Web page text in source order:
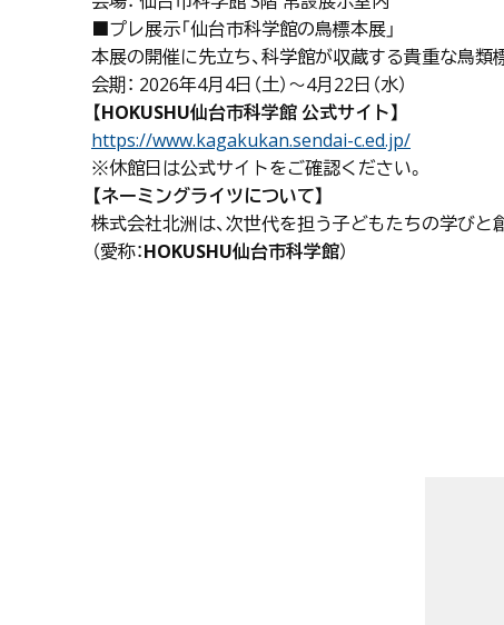
■プレ展示「仙台市科学館の鳥標本展」
本展の開催に先立ち、科学館が収蔵する貴重な鳥類
会期： 2026年4月4日（土）～4月22日（水）
【HOKUSHU仙台市科学館 公式サイト】
https://www.kagakukan.sendai-c.ed.jp/
※休館日は公式サイトをご確認ください。
【ネーミングライツについて】
株式会社北洲は、次世代を担う子どもたちの学びと
（愛称：HOKUSHU仙台市科学館）